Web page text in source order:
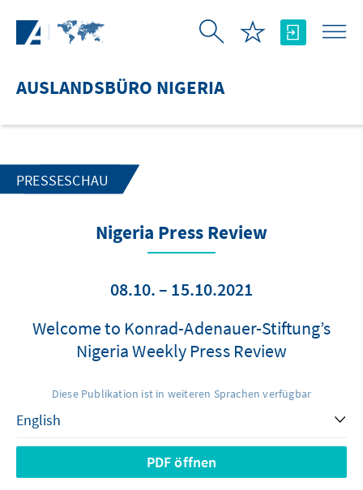
AUSLANDSBÜRO NIGERIA
PRESSESCHAU
Nigeria Press Review
08.10. – 15.10.2021
Welcome to Konrad-Adenauer-Stiftung’s
Nigeria Weekly Press Review
Diese Publikation ist in weiteren Sprachen verfügbar
PDF öffnen